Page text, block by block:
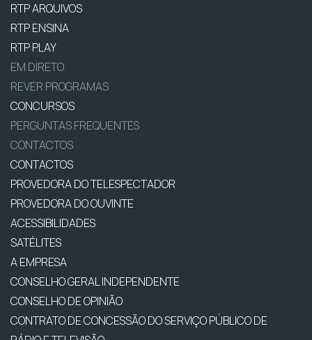
RTP ARQUIVOS
RTP ENSINA
RTP PLAY
EM DIRETO
REVER PROGRAMAS
CONCURSOS
PERGUNTAS FREQUENTES
CONTACTOS
CONTACTOS
PROVEDORA DO TELESPECTADOR
PROVEDORA DO OUVINTE
ACESSIBILIDADES
SATÉLITES
A EMPRESA
CONSELHO GERAL INDEPENDENTE
CONSELHO DE OPINIÃO
CONTRATO DE CONCESSÃO DO SERVIÇO PÚBLICO DE